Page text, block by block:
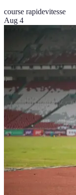
course rapidevitesse
Aug 4